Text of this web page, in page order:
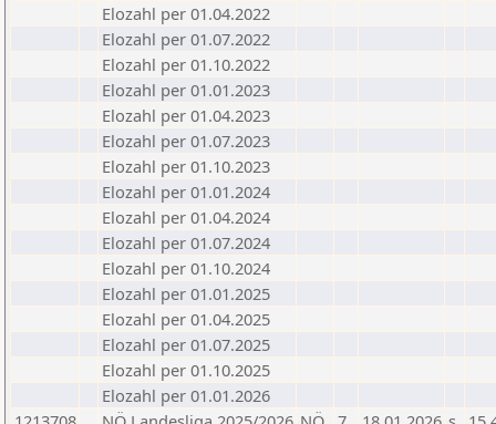
Elozahl per 01.04.2022
Elozahl per 01.07.2022
Elozahl per 01.10.2022
Elozahl per 01.01.2023
Elozahl per 01.04.2023
Elozahl per 01.07.2023
Elozahl per 01.10.2023
Elozahl per 01.01.2024
Elozahl per 01.04.2024
Elozahl per 01.07.2024
Elozahl per 01.10.2024
Elozahl per 01.01.2025
Elozahl per 01.04.2025
Elozahl per 01.07.2025
Elozahl per 01.10.2025
Elozahl per 01.01.2026